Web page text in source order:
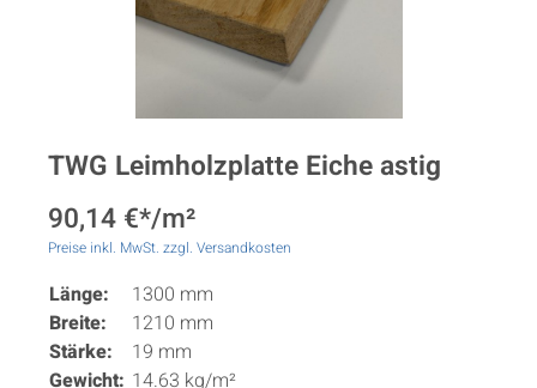
TWG Leimholzplatte Eiche astig
90,14 €*/m²
Preise inkl. MwSt. zzgl. Versandkosten
Länge:
1300 mm
Breite:
1210 mm
Stärke:
19 mm
Gewicht: 14.63 kg/m²